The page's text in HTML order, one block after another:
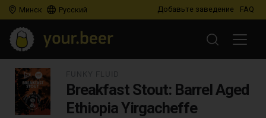
Минск Русский Добавьте заведение FAQ
Breakfast Stout: Barrel Aged
Ethiopia Yirgacheffe